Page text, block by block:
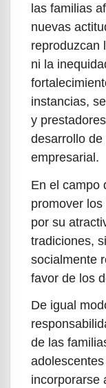
las familias
nuevas
reproduzcan
ni la
instancias,
y
desarrollo
empresarial.
En el campo
promover
por su
tradiciones,
socialmente
favor de los
De igual
de las
incorporarse